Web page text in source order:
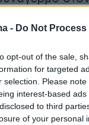
- Do Not
opt-out of the sale,
for targeted
selection. Please
interest-based
to third
of your personal
,
στο
ενώ ο
την